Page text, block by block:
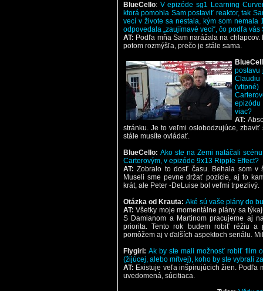
BlueCello: V epizóde sg1 Learning
ktorá pomohla Sam postaviť reaktor, tak
vecí v živote sa nestala, kým som nemala
odpovedala „zaujímavé veci“, čo podľa vás
AT: Podľa mňa Sam narážala na
potom rozmýšľa, prečo je stále sama.
postavu
Claudiu
(vtipné)
viac?
AT:
stránku. Je to veľmi oslobodzujúce,
stále musíte ovládať.
BlueCello: Ako ste na Zemi natáčali
Carterovým, v epizóde 9x13 Ripple Effect?
AT: Zobralo to dosť času. Behala som v
Museli sme pevne držať pozície, aj to
krát, ale Peter -DeLuise bol veľmi trpezlivý.
Otázka od Krauta: Aké sú vaše plány do
AT: Všetky moje momentálne plány sa
S Damianom a Martinom pracujeme aj
priorita. Tento rok budem robiť réžiu a
pomôžem aj v ďalších aspektoch seriálu.
Flygirl:Ak by ste mali možnosť robiť film
(žijúcej, alebo mŕtvej), koho by ste vybrali
AT: Existuje veľa inšpirujúcich žien. Podľa
uvedomená, súcitiaca.